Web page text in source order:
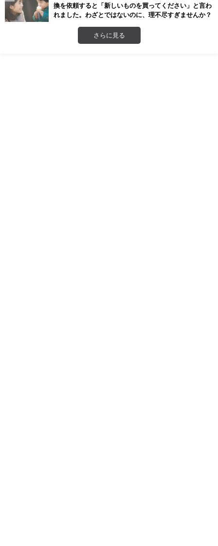
換を依頼すると「新しいものを買ってください」と言わ
れました。わざとではないのに、理不尽すぎませんか？
さらに見る